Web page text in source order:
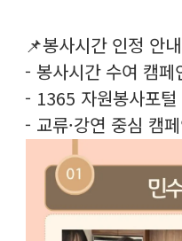
📌봉사시간 인정 안내
- 봉사시간 수여 캠페
- 1365 자원봉사포
- 교류·강연 중심 캠